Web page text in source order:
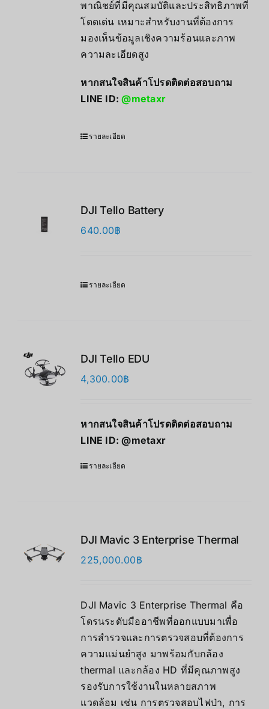
พาณิชย์ที่มีคุณสมบัติและประสิทธิภาพที่
โดดเด่น เหมาะสำหรับงานที่ต้องการ
มองเห็นข้อมูลเชิงความร้อนและภาพ
ความละเอียดสูง
หากสนใจสินค้าโปรดติดต่อสอบถาม
LINE ID:@metaxr
รายละเอียด
DJI Tello Battery
640.00฿
รายละเอียด
DJI Tello EDU
4,300.00฿
หากสนใจสินค้าโปรดติดต่อสอบถาม
LINE ID:@metaxr
รายละเอียด
DJI Mavic 3 Enterprise Thermal
225,000.00฿
DJI Mavic 3 Enterprise Thermal คือ
โดรนระดับมืออาชีพที่ออกแบบมาเพื่อ
การสำรวจและการตรวจสอบที่ต้องการ
ความแม่นยำสูง มาพร้อมกับกล้อง
thermal และกล้อง HD ที่มีคุณภาพสูง
รองรับการใช้งานในหลายสภาพ
แวดล้อม เช่น การตรวจสอบไฟป่า, การ